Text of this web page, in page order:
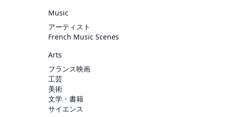
Music
アーティスト
French Music Scenes
Arts
フランス映画
工芸
美術
文学・書籍
サイエンス